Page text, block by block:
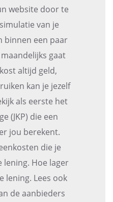
website door te
van je
binnen een paar
gaat
altijd geld,
kan je jezelf
als eerste het
(JKP) die een
jou berekent.
die je
lening. Hoe lager
lening. Lees ook
de aanbieders